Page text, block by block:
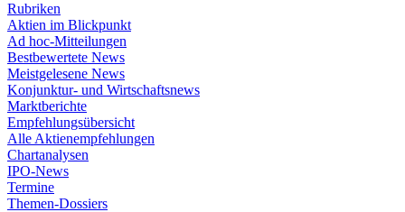
Rubriken
Aktien im Blickpunkt
Ad hoc-Mitteilungen
Bestbewertete News
Meistgelesene News
Konjunktur- und Wirtschaftsnews
Marktberichte
Empfehlungsübersicht
Alle Aktienempfehlungen
Chartanalysen
IPO-News
Termine
Themen-Dossiers